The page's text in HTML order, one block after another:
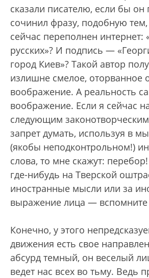
сказали писателю, если бы он
сочинил фразу, подобную
сейчас переполнен интернет:
русских»? И подпись —
город Киев»? Такой автор
излишне смелое, оторванное
воображение. А реальность
воображение. Если я сейчас
следующим
запрет думать, используя в
(якобы неподконтрольном!)
слова, то мне скажут:
где-нибудь на Тверской
иностранные мысли или за
выражение лица — вспомните
Конечно, у этого
движения есть свое
абсурд темный, он веселый
ведет нас всех во тьму. Ведь